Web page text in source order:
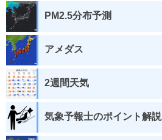
PM2.5分布予測
アメダス
2週間天気
気象予報士のポイント解説